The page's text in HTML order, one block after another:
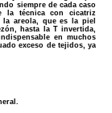
siempre de cada caso
la técnica con cicatriz
la areola, que es la piel
hasta la T invertida,
en muchos
exceso de tejidos, ya